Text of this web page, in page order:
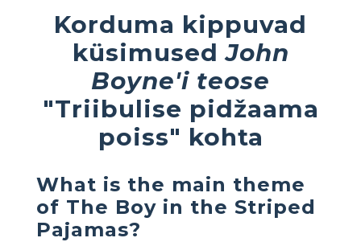
Korduma kippuvad
küsimusedJohn
Boyne'i teose
"Triibulise pidžaama
poiss" kohta
What is the main theme
of The Boy in the Striped
Pajamas?